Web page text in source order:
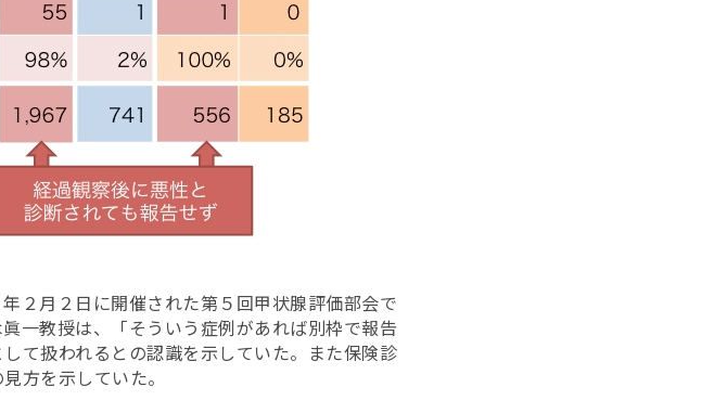
２月２日に開催された第５回甲状腺評価部会で
一教授は、「そういう症例があれば別枠で報告
て扱われるとの認識を示していた。また保険診
方を示していた。